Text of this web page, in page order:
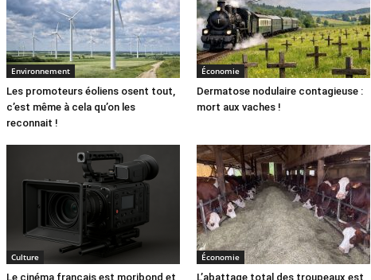
Environnement
Les promoteurs éoliens osent tout,
c’est même à cela qu’on les
reconnait !
Économie
Dermatose nodulaire contagieuse :
mort aux vaches !
Culture
Le cinéma français est moribond et
Économie
L’abattage total des troupeaux est